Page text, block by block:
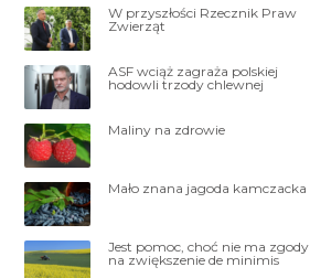
W przyszłości Rzecznik Praw
Zwierząt
ASF wciąż zagraża polskiej
hodowli trzody chlewnej
Maliny na zdrowie
Mało znana jagoda kamczacka
Jest pomoc, choć nie ma zgody
na zwiększenie de minimis